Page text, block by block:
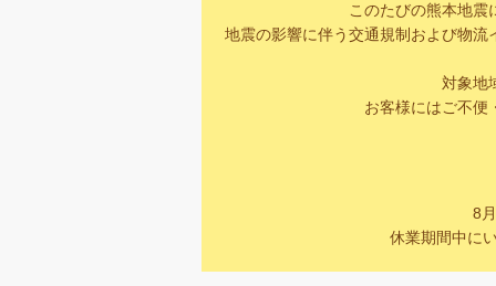
このたびの熊本地震
地震の影響に伴う交通規制および物
対象地
お客様にはご不便
8
休業期間中に